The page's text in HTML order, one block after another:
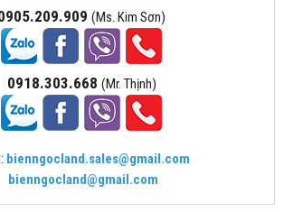
(Ms. Kim Sơn)
0918.303.668 (Mr. Thịnh)
bienngocland.sales@gmail.com
bienngocland@gmail.com